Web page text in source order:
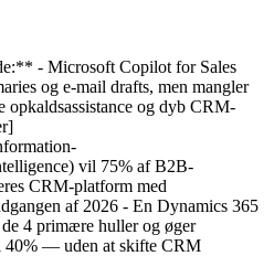
- Microsoft Copilot for Sales
og e-mail drafts, men mangler
opkaldsassistance og dyb CRM-
vil 75% af B2B-
CRM-platform med
af 2026 - En Dynamics 365
4 primære huller og øger
40% — uden at skifte CRM